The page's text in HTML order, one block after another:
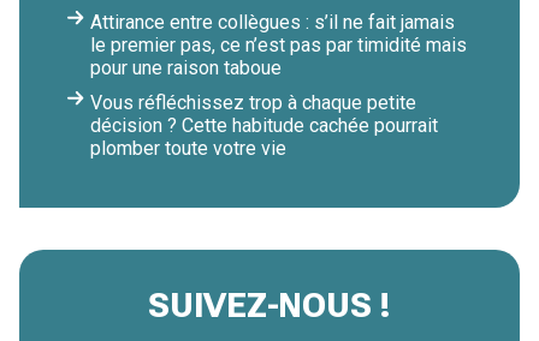
Attirance entre collègues : s’il ne fait jamais
le premier pas, ce n’est pas par timidité mais
pour une raison taboue
Vous réfléchissez trop à chaque petite
décision ? Cette habitude cachée pourrait
plomber toute votre vie
SUIVEZ-NOUS !